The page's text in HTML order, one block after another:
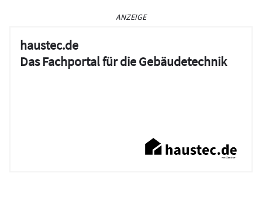
ANZEIGE
haustec.de
Das Fachportal für die Gebäudetechnik